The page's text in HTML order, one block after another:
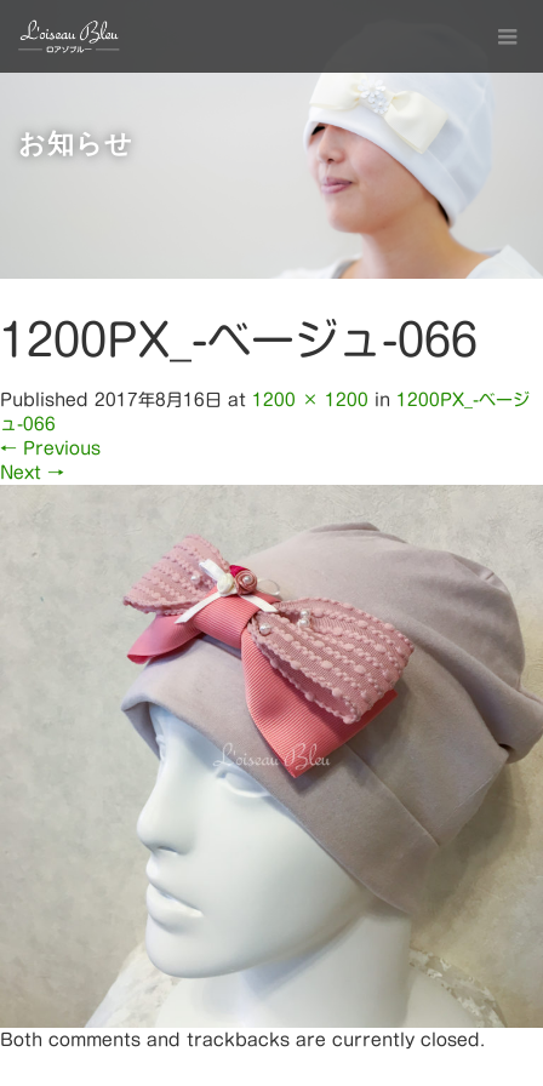
お知らせ
1200PX_-ベージュ-066
Published 2017年8月16日 at 1200 × 1200 in 1200PX_-ベージ
ュ-066
← Previous
Next →
Both comments and trackbacks are currently closed.